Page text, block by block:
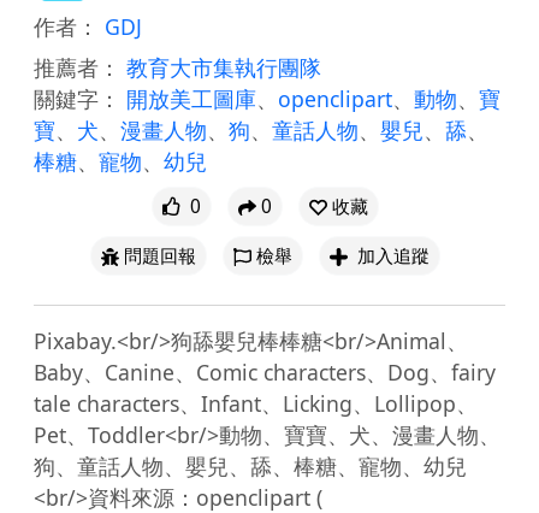
作者： GDJ
推薦者： 教育大市集執行團隊
關鍵字： 開放美工圖庫、 openclipart、 動物、 寶
寶、 犬、 漫畫人物、 狗、 童話人物、 嬰兒、 舔、
棒糖、 寵物、 幼兒
0 0
收藏
問題回報
檢舉 加入追蹤
Pixabay.<br/>狗舔嬰兒棒棒糖<br/>Animal、
Baby、Canine、Comic characters、Dog、fairy
tale characters、Infant、Licking、Lollipop、
Pet、Toddler<br/>動物、寶寶、犬、漫畫人物、
狗、童話人物、嬰兒、舔、棒糖、寵物、幼兒
<br/>資料來源：openclipart (